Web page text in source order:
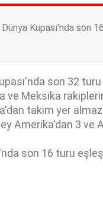
Kupası'nda son
son 32
ve Meksika
takım yer
Amerika'dan 3 ve
son 16 turu